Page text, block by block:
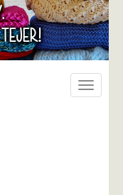
Toggle